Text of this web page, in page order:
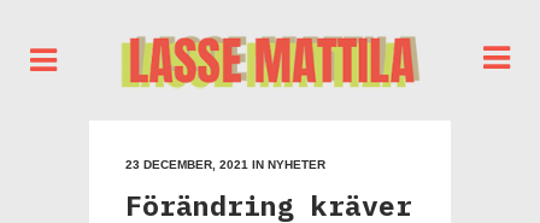
23 DECEMBER, 2021 IN NYHETER
Förändring kräver